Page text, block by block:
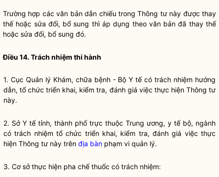
Trường hợp các văn bản dẫn chiếu trong Thông tư này được thay
thế hoặc sửa đổi, bổ sung thì áp dụng theo văn bản đã thay thế
hoặc sửa đổi, bổ sung đó.
Điều 14. Trách nhiệm thi hành
1. Cục Quản lý Khám, chữa bệnh - Bộ Y tế có trách nhiệm hướng
dẫn, tổ chức triển khai, kiểm tra, đánh giá việc thực hiện Thông tư
này.
2. Sở Y tế tỉnh, thành phố trực thuộc Trung ương, y tế bộ, ngành
có trách nhiệm tổ chức triển khai, kiểm tra, đánh giá việc thực
hiện Thông tư này trên địa bàn phạm vi quản lý.
3. Cơ sở thực hiện pha chế thuốc có trách nhiệm: